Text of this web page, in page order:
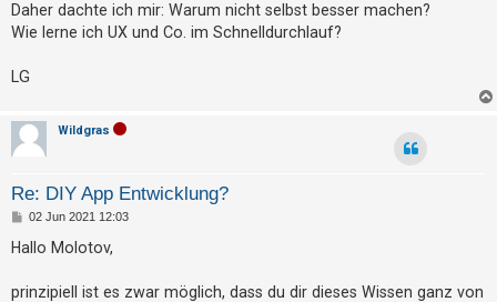
n
U
n
b
a
n
t
Daher dachte ich mir: Warum nicht selbst besser machen?
Wie lerne ich UX und Co. im Schnelldurchlauf?
LG
Wildgras
Re: DIY App Entwicklung?
B
i
a
02 Jun 2021 12:03
Hallo Molotov,
prinzipiell ist es zwar möglich, dass du dir dieses Wissen ganz von